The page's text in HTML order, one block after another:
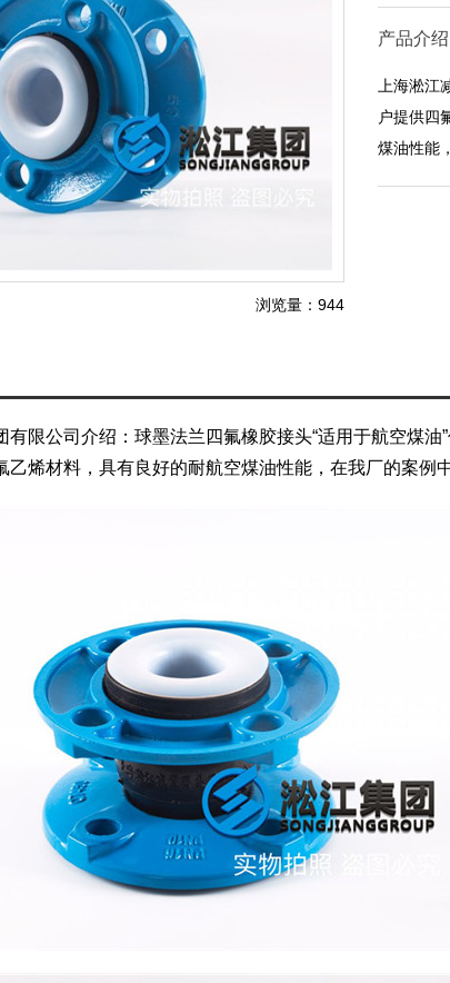
浏览量：944
产品介绍
上海淞
户提供四
煤油性能
有限公司介绍：球墨法兰四氟橡胶接头“适用于航空煤
乙烯材料，具有良好的耐航空煤油性能，在我厂的案例